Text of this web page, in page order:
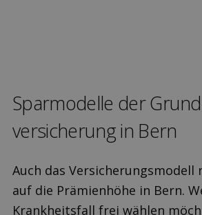
Sparmodelle der
versicherung in Bern
Auch das Versicherungsmodell
auf die Prämienhöhe in Bern.
Krankheitsfall frei wählen